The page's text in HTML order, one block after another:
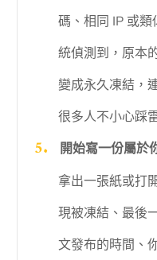
碼、相同 IP 或
統偵測到，原本
變成永久凍結，
很多人不小心踩
開始寫一份屬於
拿出一張紙或打
現被凍結、最後
文發布的時間、